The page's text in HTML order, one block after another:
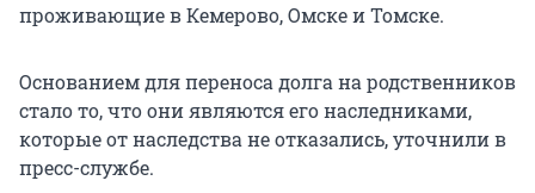
проживающие в Кемерово, Омске и Томске.
Основанием для переноса долга на родственников
стало то, что они являются его наследниками,
которые от наследства не отказались, уточнили в
пресс-службе.